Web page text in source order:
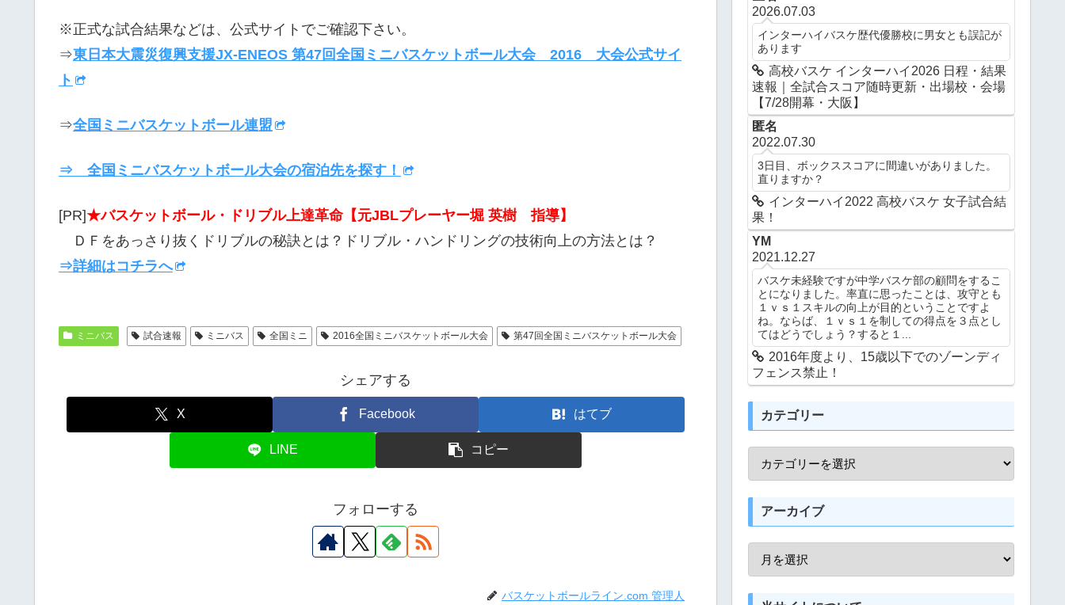
※正式な試合結果などは、公式サイトでご確認下さい。
⇒東日本大震災復興支援JX-ENEOS 第47回全国ミニバスケットボール大会 2016 大会公式サイ
ト
⇒全国ミニバスケットボール連盟
⇒ 全国ミニバスケットボール大会の宿泊先を探す！
[PR]★バスケットボール・ドリブル上達革命【元JBLプレーヤー堀 英樹 指導】
ＤＦをあっさり抜くドリブルの秘訣とは？ドリブル・ハンドリングの技術向上の方法とは？
⇒詳細はコチラへ
ミニバス 試合速報 ミニバス 全国ミニ 2016全国ミニバスケットボール大会 第47回全国ミニバスケットボール大会
シェアする
X Facebook はてブ
LINE コピー
フォローする
バスケットボールライン.com 管理人
2026.07.03
インターハイバスケ歴代優勝校に男女とも誤記が
あります
高校バスケ インターハイ2026 日程・結果
速報｜全試合スコア随時更新・出場校・会場
【7/28開幕・大阪】
匿名
2022.07.30
3日目、ボックススコアに間違いがありました。
直りますか？
インターハイ2022 高校バスケ 女子試合結
果！
YM
2021.12.27
バスケ未経験ですが中学バスケ部の顧問をするこ
とになりました。率直に思ったことは、攻守とも
１ｖｓ１スキルの向上が目的ということですよ
ね。ならば、１ｖｓ１を制しての得点を３点とし
てはどうでしょう？すると１...
2016年度より、15歳以下でのゾーンディ
フェンス禁止！
カテゴリー
アーカイブ